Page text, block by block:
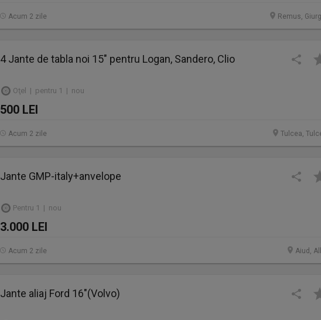
Remus,
Acum 2 zile
4 Jante de tabla noi 15" pentru Logan, Sandero, Clio
Oţel | pentru 1 | nou
500 LEI
Tulcea,
Acum 2 zile
Jante GMP-italy+anvelope
Pentru 1 | nou
3.000 LEI
Aiud,
Acum 2 zile
Jante aliaj Ford 16"(Volvo)